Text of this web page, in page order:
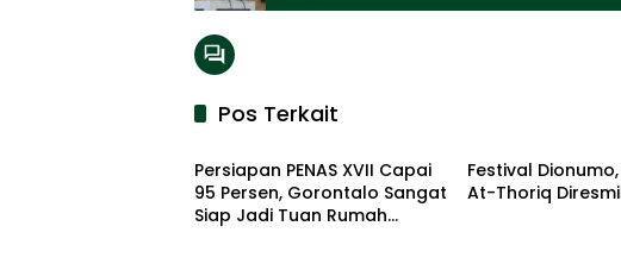
Pos Terkait
Kabupaten Gorontalo Utara
Persiapan PENAS XVII Capai
95 Persen, Gorontalo Sangat
Siap Jadi Tuan Rumah
Festival
At-Thoriq